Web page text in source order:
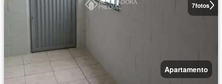
7fotos
Apartamento